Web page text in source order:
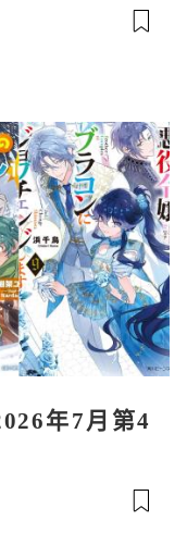
年7月第4